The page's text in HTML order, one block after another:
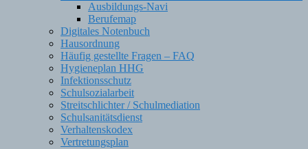
Ausbildungs-Navi
Berufemap
Digitales Notenbuch
Hausordnung
Häufig gestellte Fragen – FAQ
Hygieneplan HHG
Infektionsschutz
Schulsozialarbeit
Streitschlichter / Schulmediation
Schulsanitätsdienst
Verhaltenskodex
Vertretungsplan